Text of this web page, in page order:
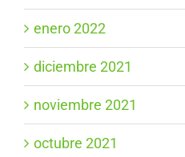
enero 2022
diciembre 2021
noviembre 2021
octubre 2021